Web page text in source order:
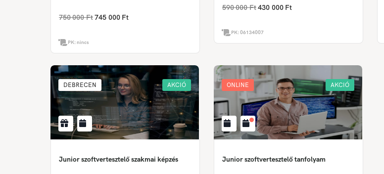
750 000 Ft 745 000 Ft
PK:nincs
590 000 Ft 430 000 Ft
PK:06134007
DEBRECEN AKCIÓ
Junior szoftvertesztelő szakmai képzés
ONLINE AKCIÓ
Junior szoftvertesztelő tanfolyam